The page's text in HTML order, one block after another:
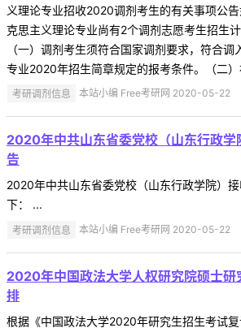
义理论专业招收2020调剂考生的有关事项公
克思主义理论专业尚有2个调剂志愿考生招生
（一）调剂考生须符合国家调剂要求，符合
专业2020年招生简章规定的报考条件。（二
考研调剂信息 本站小编 Free考研网 2020-05-22
2020年中共山东省委党校（山东行政学
告
2020年中共山东省委党校（山东行政学院）
下： ...
考研调剂信息 本站小编 Free考研网 2020-05-22
2020年中国政法大学人权研究院硕士研
排
根据《中国政法大学2020年研究生招生考试